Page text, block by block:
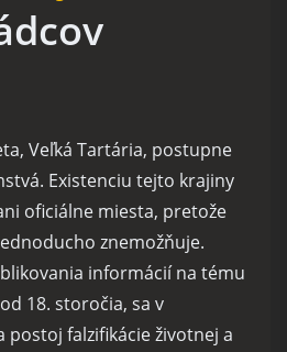
Veľká Tartária, postupne
Existenciu tejto krajiny
oficiálne miesta, pretože
znemožňuje.
informácií na tému
18. storočia, sa v
postoj falzifikácie životnej a